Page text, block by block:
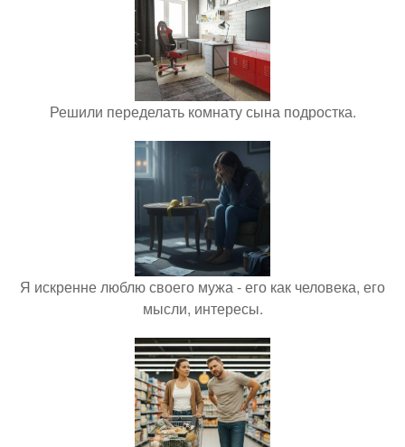
Решили переделать комнату сына подростка.
Я искренне люблю своего мужа - его как человека, его
мысли, интересы.